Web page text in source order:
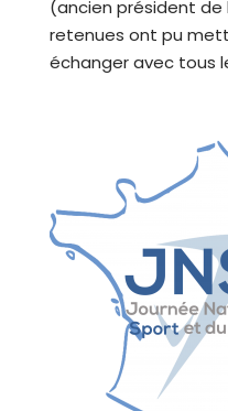
(ancien président de
retenues ont pu
échanger avec tous